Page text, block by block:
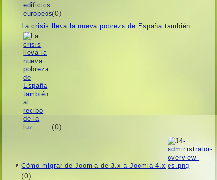
(0)
La crisis lleva la nueva pobreza de España también…
(0)
Cómo migrar de Joomla de 3.x a Joomla 4.x
(0)